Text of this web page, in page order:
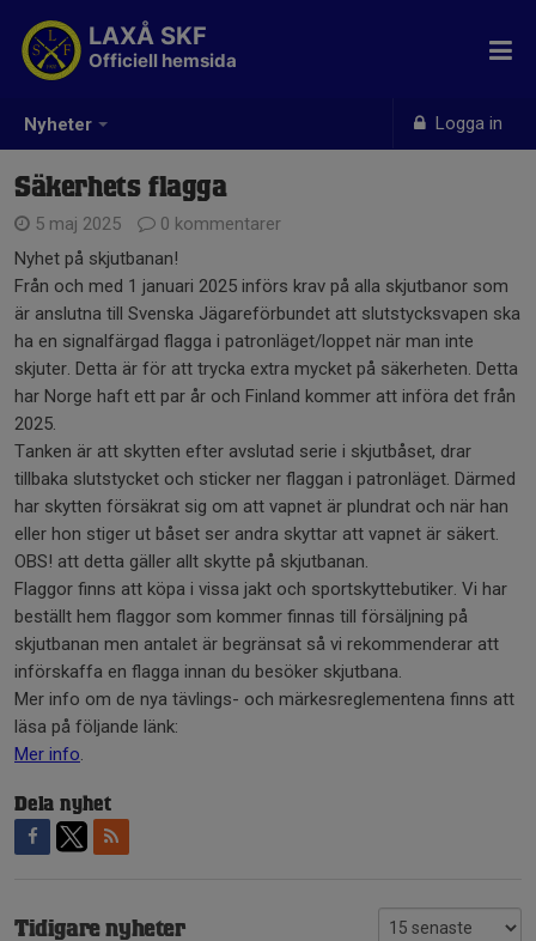
Nyheter Logga in
LAXÅ SKF
Officiell hemsida
Säkerhets flagga
5 maj 2025
0 kommentarer
Nyhet på skjutbanan!
Från och med 1 januari 2025 införs krav på alla skjutbanor som
är anslutna till Svenska Jägareförbundet att slutstycksvapen ska
ha en signalfärgad flagga i patronläget/loppet när man inte
skjuter. Detta är för att trycka extra mycket på säkerheten. Detta
har Norge haft ett par år och Finland kommer att införa det från
2025.
Tanken är att skytten efter avslutad serie i skjutbåset, drar
tillbaka slutstycket och sticker ner flaggan i patronläget. Därmed
har skytten försäkrat sig om att vapnet är plundrat och när han
eller hon stiger ut båset ser andra skyttar att vapnet är säkert.
OBS! att detta gäller allt skytte på skjutbanan.
Flaggor finns att köpa i vissa jakt och sportskyttebutiker. Vi har
beställt hem flaggor som kommer finnas till försäljning på
skjutbanan men antalet är begränsat så vi rekommenderar att
införskaffa en flagga innan du besöker skjutbana.
Mer info om de nya tävlings- och märkesreglementena finns att
läsa på följande länk:
Mer info.
Dela nyhet
Tidigare nyheter